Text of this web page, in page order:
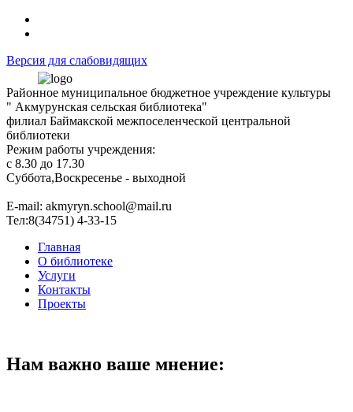
Версия для слабовидящих
Районное муниципальное бюджетное учреждение культуры
" Акмурунская сельская библиотека"
филиал Баймакской межпоселенческой центральной
библиотеки
Режим работы учреждения:
с 8.30 до 17.30
Суббота,Воскресенье - выходной
Е-mail: akmyryn.school@mail.ru
Тел:8(34751) 4-33-15
Главная
О библиотеке
Услуги
Контакты
Проекты
Нам важно ваше мнение: